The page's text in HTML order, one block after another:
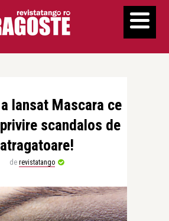
lansat Mascara ce
scandalos de
atragatoare!
de revistatango